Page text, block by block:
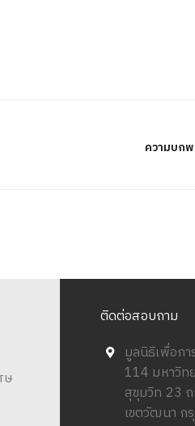
ความบก
ติดต่อสอบถาม
มูลนิธิเพื่อก
114 มหาวิท
สุขุมวิท 23
เขตวัฒนา ก